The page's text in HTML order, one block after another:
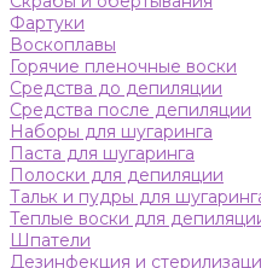
Фартуки
Воскоплавы
Горячие пленочные воски
Средства до депиляции
Средства после депиляции
Наборы для шугаринга
Паста для шугаринга
Полоски для депиляции
Тальк и пудры для
Теплые воски для
Шпатели
Дезинфекция и